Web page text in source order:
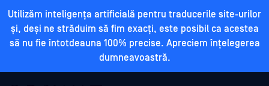
Utilizăm inteligența artificială pentru traducerile site-urilor
și, deși ne străduim să fim exacți, este posibil ca acestea
să nu fie întotdeauna 100% precise. Apreciem înțelegerea
dumneavoastră.